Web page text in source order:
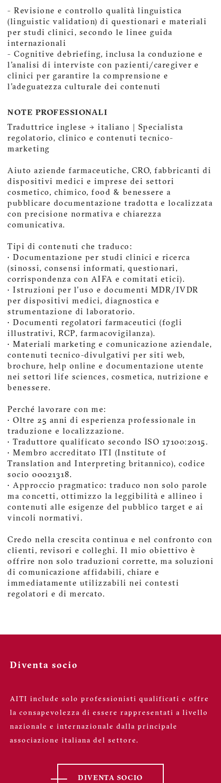
- Revisione e controllo qualità linguistica
(linguistic validation) di questionari e materiali
per studi clinici, secondo le linee guida
internazionali
- Cognitive debriefing, inclusa la conduzione e
l'analisi di interviste con pazienti/caregiver e
clinici per garantire la comprensione e
l’adeguatezza culturale dei contenuti
NOTE PROFESSIONALI
Traduttrice inglese → italiano | Specialista
regolatorio, clinico e contenuti tecnico-
marketing
Aiuto aziende farmaceutiche, CRO, fabbricanti di
dispositivi medici e imprese dei settori
cosmetico, chimico, food & benessere a
pubblicare documentazione tradotta e localizzata
con precisione normativa e chiarezza
comunicativa.
Tipi di contenuti che traduco:
• Documentazione per studi clinici e ricerca
(sinossi, consensi informati, questionari,
corrispondenza con AIFA e comitati etici).
• Istruzioni per l’uso e documenti MDR/IVDR
per dispositivi medici, diagnostica e
strumentazione di laboratorio.
• Documenti regolatori farmaceutici (fogli
illustrativi, RCP, farmacovigilanza).
• Materiali marketing e comunicazione aziendale,
contenuti tecnico-divulgativi per siti web,
brochure, help online e documentazione utente
nei settori life sciences, cosmetica, nutrizione e
benessere.
Perché lavorare con me:
• Oltre 25 anni di esperienza professionale in
traduzione e localizzazione.
• Traduttore qualificato secondo ISO 17100:2015.
• Membro accreditato ITI (Institute of
Translation and Interpreting britannico), codice
socio 00021318.
• Approccio pragmatico: traduco non solo parole
ma concetti, ottimizzo la leggibilità e allineo i
contenuti alle esigenze del pubblico target e ai
vincoli normativi.
Credo nella crescita continua e nel confronto con
clienti, revisori e colleghi. Il mio obiettivo è
offrire non solo traduzioni corrette, ma soluzioni
di comunicazione affidabili, chiare e
immediatamente utilizzabili nei contesti
regolatori e di mercato.
Diventa socio
AITI include solo professionisti qualificati e offre
la consapevolezza di essere rappresentati a livello
nazionale e internazionale dalla principale
associazione italiana del settore.
DIVENTA SOCIO